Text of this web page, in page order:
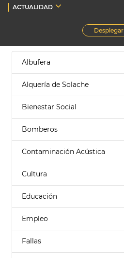
ACTUALIDAD
Desplegar
Albufera
Alquería de Solache
Bienestar Social
Bomberos
Contaminación Acústica
Cultura
Educación
Empleo
Fallas